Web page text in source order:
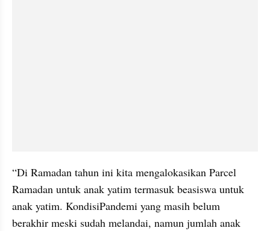
“Di Ramadan tahun ini kita mengalokasikan Parcel
Ramadan untuk anak yatim termasuk beasiswa untuk
anak yatim. KondisiPandemi yang masih belum
berakhir meski sudah melandai, namun jumlah anak